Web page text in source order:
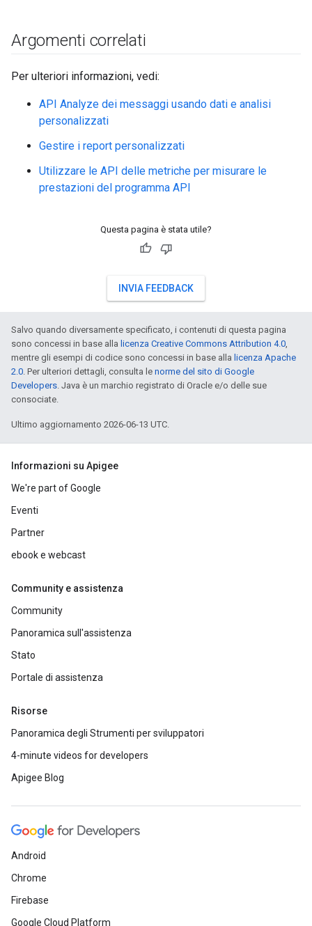
Argomenti correlati
Per ulteriori informazioni, vedi:
API Analyze dei messaggi usando dati e analisi
personalizzati
Gestire i report personalizzati
Utilizzare le API delle metriche per misurare le
prestazioni del programma API
Questa pagina è stata utile?
INVIA FEEDBACK
Salvo quando diversamente specificato, i contenuti di questa pagina
sono concessi in base alla licenza Creative Commons Attribution 4.0,
mentre gli esempi di codice sono concessi in base alla licenza Apache
2.0. Per ulteriori dettagli, consulta le norme del sito di Google
Developers. Java è un marchio registrato di Oracle e/o delle sue
consociate.
Ultimo aggiornamento 2026-06-13 UTC.
Informazioni su Apigee
We're part of Google
Eventi
Partner
ebook e webcast
Community e assistenza
Community
Panoramica sull'assistenza
Stato
Portale di assistenza
Risorse
Panoramica degli Strumenti per sviluppatori
4-minute videos for developers
Apigee Blog
Android
Chrome
Firebase
Google Cloud Platform